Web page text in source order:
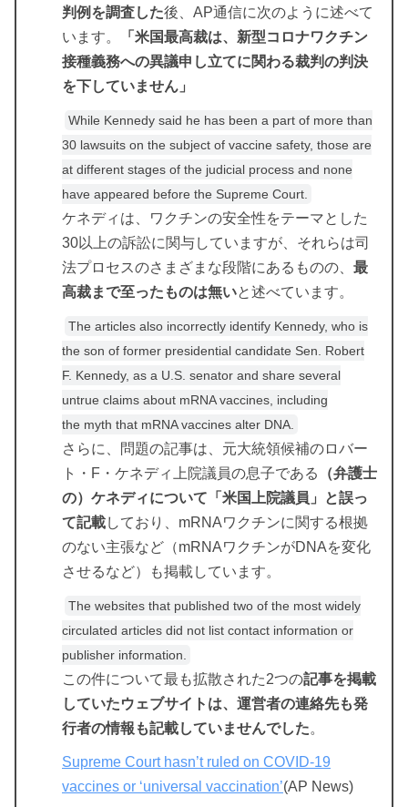
判例を調査した後、AP通信に次のように述べて
います。
「米国最高裁は、新型コロナワクチン
接種義務への異議申し立てに関わる裁判の判決
を下していません」
While ​​Kennedy said he has been a part of more than
30 lawsuits on the subject of vaccine safety, those are
at different stages of the judicial process and none
have appeared before the Supreme Court.
ケネディは、ワクチンの安全性をテーマとした
30以上の訴訟に関与していますが、それらは司
法プロセスのさまざまな段階にあるものの、 最
高裁まで至ったものは無いと述べています。
The articles also incorrectly identify Kennedy, who is
the son of former presidential candidate Sen. Robert
F. Kennedy, as a U.S. senator and share several
untrue claims about mRNA vaccines, including
the myth that mRNA vaccines alter DNA.
さらに、問題の記事は、元大統領候補のロバー
ト・F・ケネディ上院議員の息子である
（弁護士
の）ケネディについて「米国上院議員」と誤っ
て記載しており、mRNAワクチンに関する根拠
のない主張など（mRNAワクチンがDNAを変化
させるなど）も掲載しています。
The websites that published two of the most widely
circulated articles did not list contact information or
publisher information.
この件について最も拡散された2つの記事を掲載
していたウェブサイトは、運営者の連絡先も発
行者の情報も記載していませんでした。
Supreme Court hasn’t ruled on COVID-19
vaccines or ‘universal vaccination’(AP News)